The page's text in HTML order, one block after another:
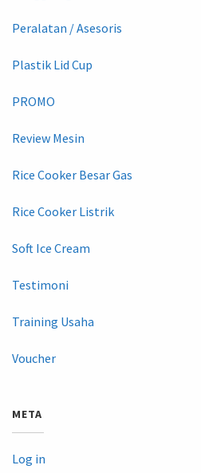
Peralatan / Asesoris
Plastik Lid Cup
PROMO
Review Mesin
Rice Cooker Besar Gas
Rice Cooker Listrik
Soft Ice Cream
Testimoni
Training Usaha
Voucher
META
Log in